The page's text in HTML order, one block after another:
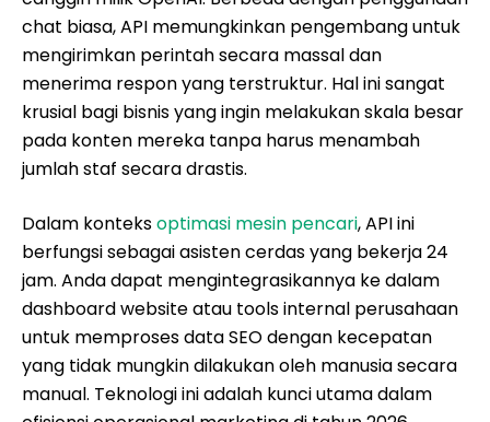
chat biasa, API memungkinkan pengembang untuk
mengirimkan perintah secara massal dan
menerima respon yang terstruktur. Hal ini sangat
krusial bagi bisnis yang ingin melakukan skala besar
pada konten mereka tanpa harus menambah
jumlah staf secara drastis.
Dalam konteksoptimasi mesin pencari, API ini
berfungsi sebagai asisten cerdas yang bekerja 24
jam. Anda dapat mengintegrasikannya ke dalam
dashboard website atau tools internal perusahaan
untuk memproses data SEO dengan kecepatan
yang tidak mungkin dilakukan oleh manusia secara
manual. Teknologi ini adalah kunci utama dalam